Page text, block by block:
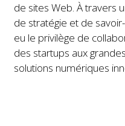
de sites Web. À travers
de stratégie et de
eu le privilège de
des startups aux
solutions numériques